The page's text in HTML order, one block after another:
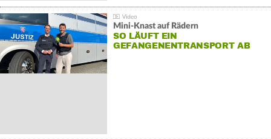
Mini-Knast auf Rädern
SO LÄUFT EIN
GEFANGENENTRANSPORT AB